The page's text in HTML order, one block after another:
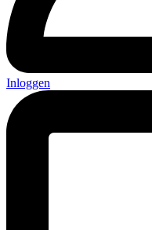
Inloggen